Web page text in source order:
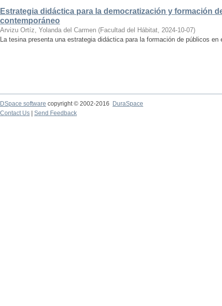
Estrategia didáctica para la democratización y formación
contemporáneo
Arvizu Ortíz, Yolanda del Carmen (Facultad del Hábitat, 2024-10-07)
La tesina presenta una estrategia didáctica para la formación de públicos en
DSpace software copyright © 2002-2016
DuraSpace
Contact Us
Send Feedback